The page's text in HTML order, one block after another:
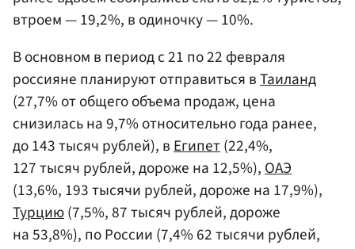
втроем — 19,2%, в одиночку — 10%.
В основном в период с 21 по 22 февраля
россияне планируют отправиться вТаиланд
(27,7% от общего объема продаж, цена
снизилась на 9,7% относительно года ранее,
до 143 тысяч рублей), вЕгипет(22,4%,
127 тысяч рублей, дороже на 12,5%),ОАЭ
(13,6%, 193 тысячи рублей, дороже на 17,9%),
Турцию(7,5%, 87 тысяч рублей, дороже
на 53,8%), по России (7,4% 62 тысячи рублей,